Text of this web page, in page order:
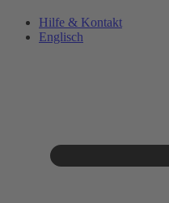
Hilfe & Kontakt
Englisch